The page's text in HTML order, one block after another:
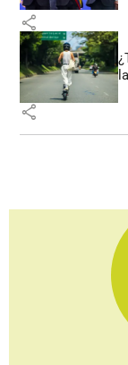
share
share